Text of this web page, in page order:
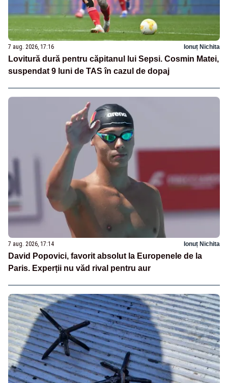
7 aug. 2026, 17:16 Ionuț Nichita
Lovitură dură pentru căpitanul lui Sepsi. Cosmin Matei,
suspendat 9 luni de TAS în cazul de dopaj
7 aug. 2026, 17:14 Ionuț Nichita
David Popovici, favorit absolut la Europenele de la
Paris. Experții nu văd rival pentru aur